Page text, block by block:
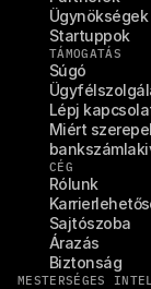
Ügynökségek
Startuppok
TÁMOGATÁS
Súgó
Lépj
Miért
CÉG
Rólunk
Sajtószoba
Árazás
Biztonság
MESTERSÉGES